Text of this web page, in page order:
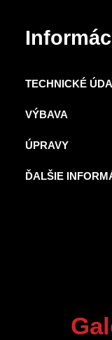
TECHNICKÉ
VÝBAVA
ÚPRAVY
ĎALŠIE